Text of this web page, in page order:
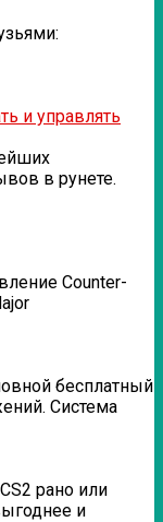
и управлять
в рунете.
Counter-
бесплатный
Система
рано или
и